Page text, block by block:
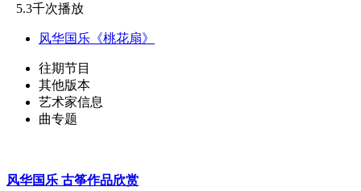
5.3千次播放
风华国乐《桃花扇》
往期节目
其他版本
艺术家信息
曲专题
风华国乐 古筝作品欣赏